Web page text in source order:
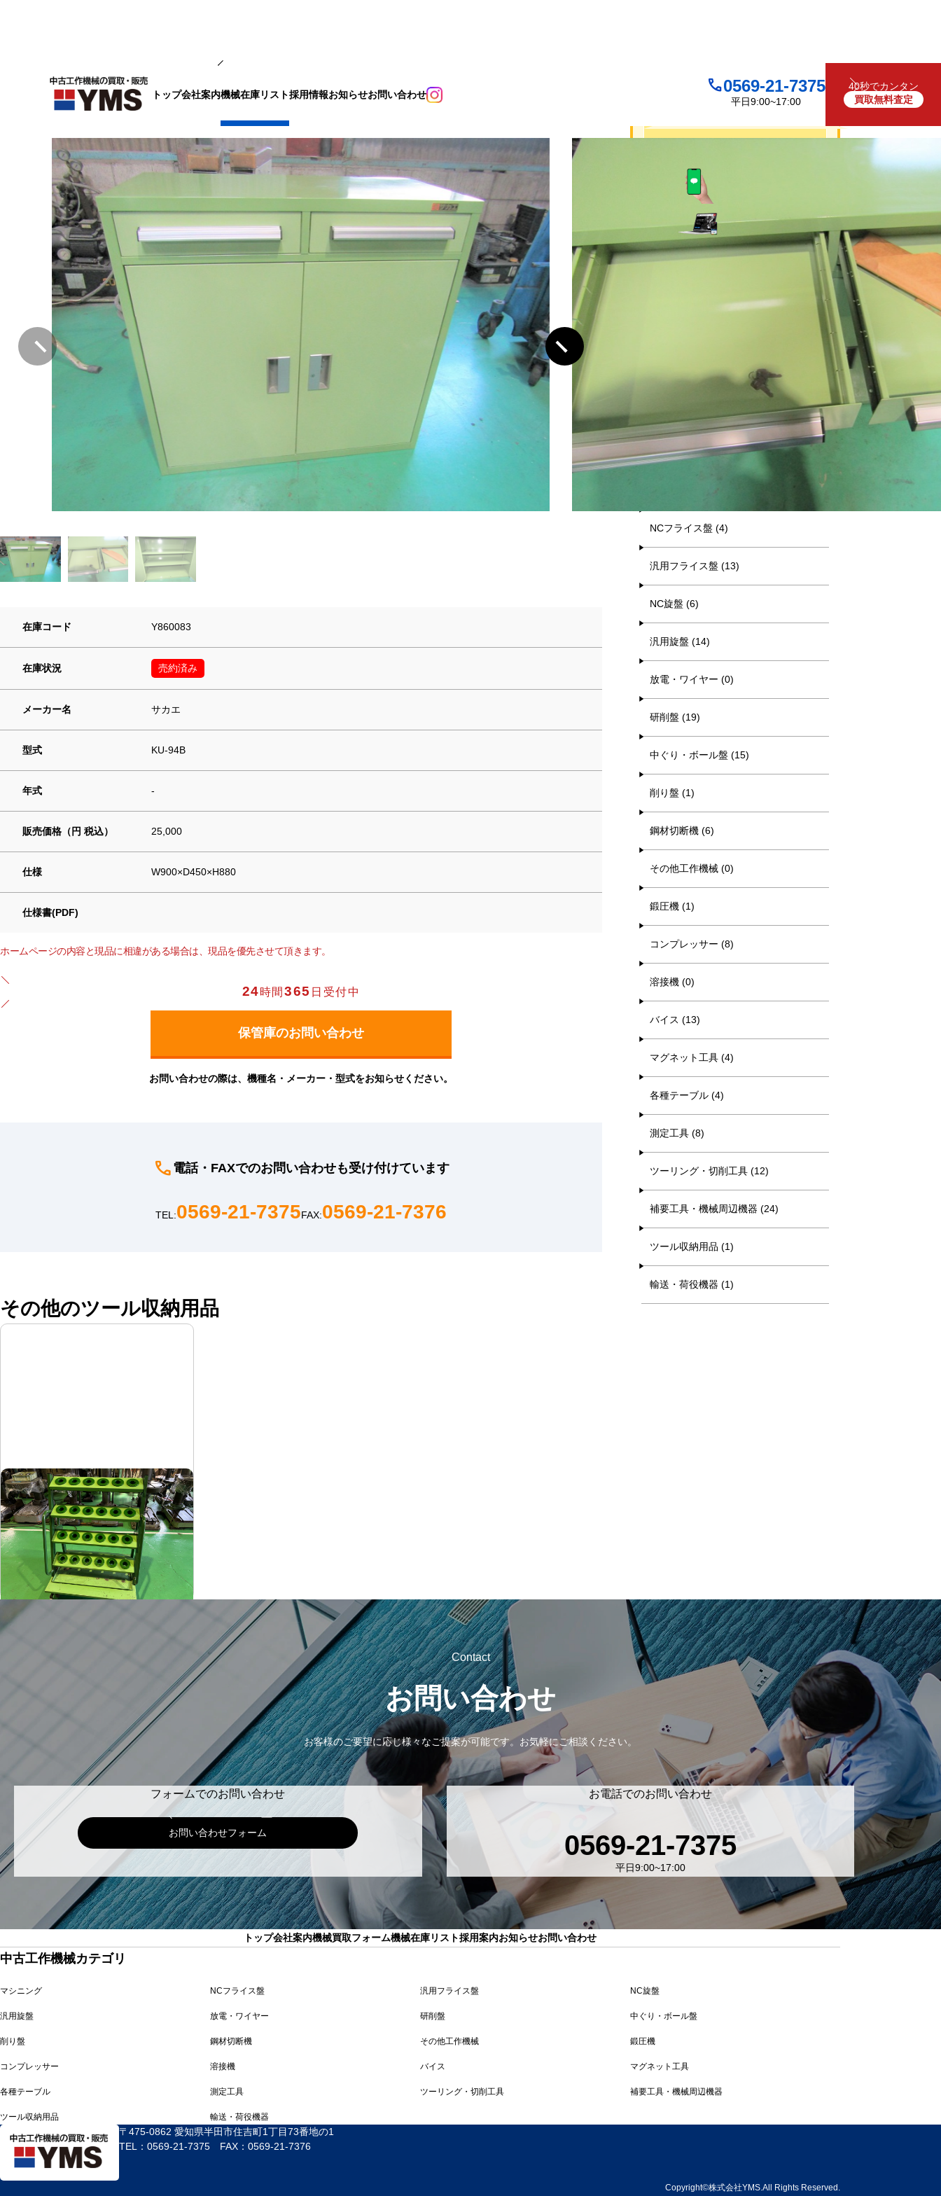
トップ会社案内機械在庫リスト採用情報お知らせお問い合わせ 0569-21-7375
平日9:00~17:00
40秒でカンタン
買取無料査定
保管庫
在庫コード Y860083
在庫状況 売約済み
メーカー名 サカエ
型式 KU-94B
年式 -
販売価格（円 税込） 25,000
仕様 W900×D450×H880
仕様書(PDF)
ホームページの内容と現品に相違がある場合は、現品を優先させて頂きます。
24時間365 日受付中
お問い合わせの際は、機種名・メーカー・型式をお知らせください。
電話・FAXでのお問い合わせも受け付けています
TEL:0569-21-7375FAX:0569-21-7376
その他のツール収納用品
ツーリングワゴン
メーカー サカエ
形 式-
式-
買取について
LINEで査定
買取フォームで査定
キーワード検索
カテゴリー一覧
NCフライス盤 (4)
汎用フライス盤 (13)
NC旋盤 (6)
汎用旋盤 (14)
放電・ワイヤー (0)
研削盤 (19)
中ぐり・ボール盤 (15)
削り盤 (1)
鋼材切断機 (6)
その他工作機械 (0)
鍛圧機 (1)
コンプレッサー (8)
溶接機 (0)
バイス (13)
マグネット工具 (4)
各種テーブル (4)
測定工具 (8)
ツーリング・切削工具 (12)
補要工具・機械周辺機器 (24)
ツール収納用品 (1)
輸送・荷役機器 (1)
Contact
お問い合わせ
お客様のご要望に応じ様々なご提案が可能です。 お気軽にご相談ください。
フォームでのお問い合わせ
お問い合わせフォーム
お電話でのお問い合わせ
0569-21-7375
平日9:00~17:00
トップ会社案内機械買取フォーム機械在庫リスト採用案内お知らせお問い合わせ
中古工作機械カテゴリ
マシニング NCフライス盤 汎用フライス盤 NC旋盤
汎用旋盤 放電・ワイヤー 研削盤 中ぐり・ボール盤
削り盤 鋼材切断機 その他工作機械 鍛圧機
コンプレッサー 溶接機 バイス マグネット工具
各種テーブル 測定工具 ツーリング・切削工具 補要工具・機械周辺機器
ツール収納用品 輸送・荷役機器
〒475-0862 愛知県半田市住吉町1丁目73番地の1
TEL：0569-21-7375 FAX：0569-21-7376
Copyright©株式会社YMS.All Rights Reserved.